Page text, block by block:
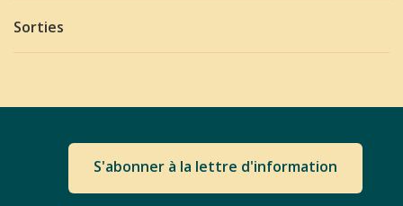
Sorties
S'abonner à la lettre d'information